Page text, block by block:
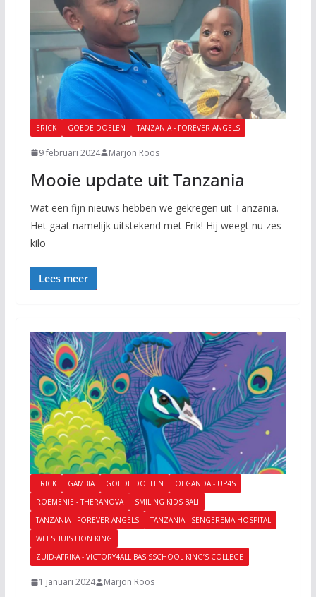
ERICK GOEDE DOELEN TANZANIA - FOREVER ANGELS
9 februari 2024 Marjon Roos
Mooie update uit Tanzania
Wat een fijn nieuws hebben we gekregen uit Tanzania.
Het gaat namelijk uitstekend met Erik! Hij weegt nu zes
kilo
Lees meer
ERICK GAMBIA GOEDE DOELEN
OEGANDA - UP4S
ROEMENIË - THERANOVA
SMILING KIDS BALI
TANZANIA - FOREVER ANGELS
TANZANIA - SENGEREMA HOSPITAL
WEESHUIS LION KING
ZUID-AFRIKA - VICTORY4ALL BASISSCHOOL KING’S COLLEGE
1 januari 2024 Marjon Roos